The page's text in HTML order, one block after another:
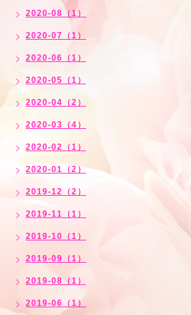
2020-08（1）
2020-07（1）
2020-06（1）
2020-05（1）
2020-04（2）
2020-03（4）
2020-02（1）
2020-01（2）
2019-12（2）
2019-11（1）
2019-10（1）
2019-09（1）
2019-08（1）
2019-06（1）